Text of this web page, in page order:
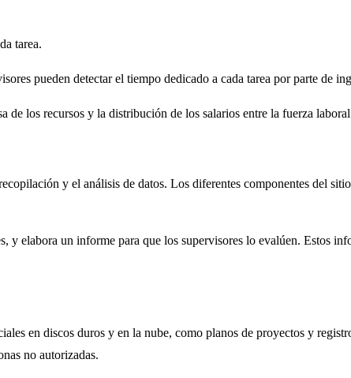
tarea.
pueden detectar el tiempo dedicado a cada tarea por parte de
de los recursos y la distribución de los salarios entre la fuerza
y el análisis de datos. Los diferentes componentes del
y elabora un informe para que los supervisores lo evalúen. Estos
en discos duros y en la nube, como planos de proyectos y
no autorizadas.